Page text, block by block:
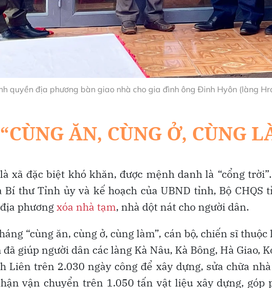
quyền địa phương bàn giao nhà cho gia đình ông Đinh Hyôn (làng
xã đặc biệt khó khăn, được mệnh danh là “cổng
Bí thư Tỉnh ủy và kế hoạch của UBND tỉnh, Bộ CHQS
phươngxóa nhà tạm, nhà dột nát cho người dân.
“cùng ăn, cùng ở, cùng làm”, cán bộ, chiến sĩ
giúp người dân các làng Kà Nâu, Kà Bông, Hà Giao,
Liên trên 2.030 ngày công để xây dựng, sửa chữa
vận chuyển trên 1.050 tấn vật liệu xây dựng, góp